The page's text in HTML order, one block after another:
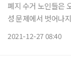
폐지 수거 노인들은
성 문제에서 벗어나
2021-12-27 08:40